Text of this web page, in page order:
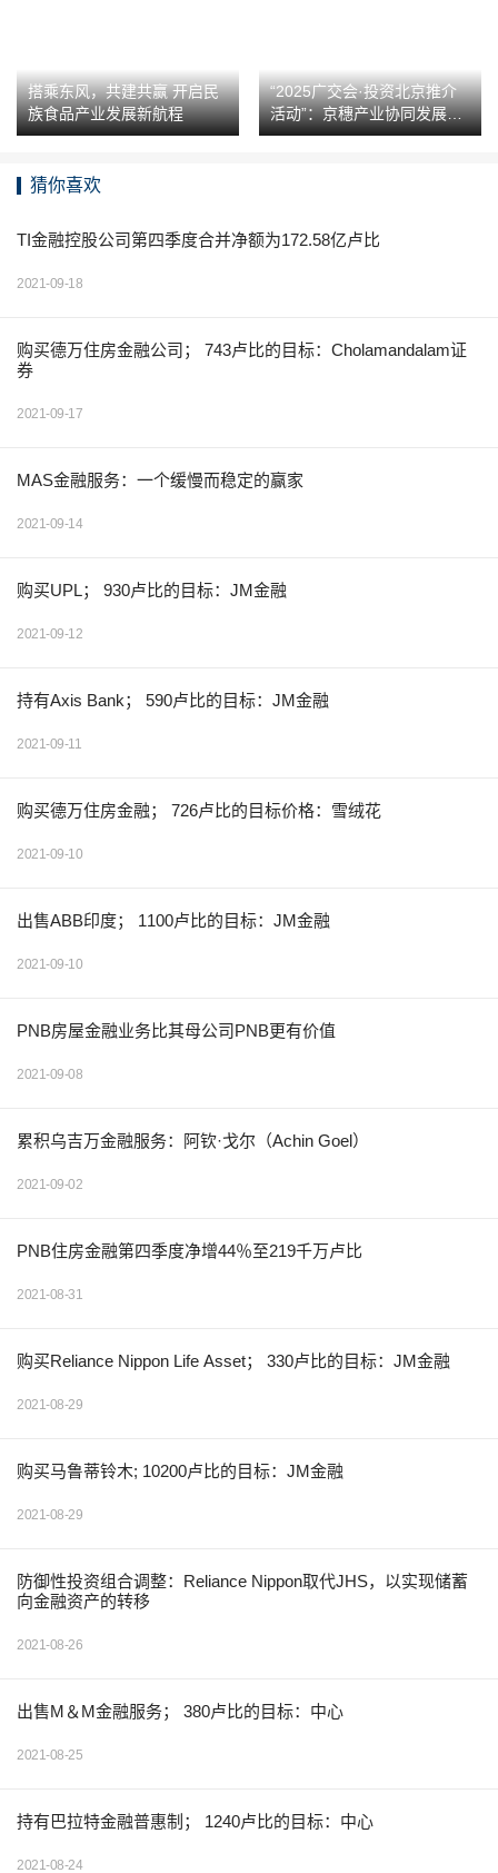
搭乘东风，共建共赢 开启民
族食品产业发展新航程
“2025广交会·投资北京推介
活动”：京穗产业协同发展，
北京各区展示多元投资机遇
猜你喜欢
TI金融控股公司第四季度合并净额为172.58亿卢比
2021-09-18
购买德万住房金融公司； 743卢比的目标：Cholamandalam证
券
2021-09-17
MAS金融服务：一个缓慢而稳定的赢家
2021-09-14
购买UPL； 930卢比的目标：JM金融
2021-09-12
持有Axis Bank； 590卢比的目标：JM金融
2021-09-11
购买德万住房金融； 726卢比的目标价格：雪绒花
2021-09-10
出售ABB印度； 1100卢比的目标：JM金融
2021-09-10
PNB房屋金融业务比其母公司PNB更有价值
2021-09-08
累积乌吉万金融服务：阿钦·戈尔（Achin Goel）
2021-09-02
PNB住房金融第四季度净增44％至219千万卢比
2021-08-31
购买Reliance Nippon Life Asset； 330卢比的目标：JM金融
2021-08-29
购买马鲁蒂铃木; 10200卢比的目标：JM金融
2021-08-29
防御性投资组合调整：Reliance Nippon取代JHS，以实现储蓄
向金融资产的转移
2021-08-26
出售M＆M金融服务； 380卢比的目标：中心
2021-08-25
持有巴拉特金融普惠制； 1240卢比的目标：中心
2021-08-24